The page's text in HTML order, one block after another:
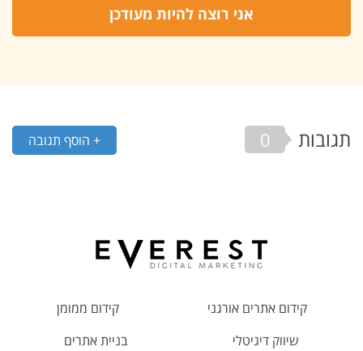
תגובות 0 + הוסף תגובה
קידום אתרים אורגני
קידום ממומן
שיווק דיגיטלי
בניית אתרים